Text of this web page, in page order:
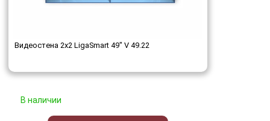
Видеостена 2x2 LigaSmart 49" V 49.22
В наличии